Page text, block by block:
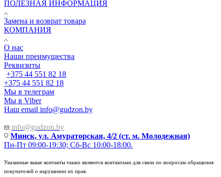
ПОЛЕЗНАЯ ИНФОРМАЦИЯ
Замена и возврат товара
КОМПАНИЯ
О нас
Наши преимущества
Реквизиты
+375 44 551 82 18
+375 44 551 82 18
Мы в телеграм
Мы в Viber
Наш email info@gudzon.by
info@gudzon.by
Минск, ул. Амураторская, 4/2 (ст. м. Молодежная)
Пн-Пт 09:00-19:30; Сб-Вс 10:00-18:00.
Указанные выше контакты также являются контактами для связи по вопросам обращения
покупателей о нарушении их прав.